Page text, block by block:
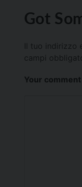
Got
Il tuo indirizzo
campi
Your comment